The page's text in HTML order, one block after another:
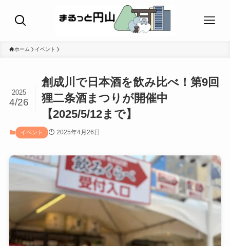
ホーム イベント
創成川で日本酒を飲み比べ！第9回
狸二条酒まつりが開催中
【2025/5/12まで】
2025
4/26
イベント 2025年4月26日